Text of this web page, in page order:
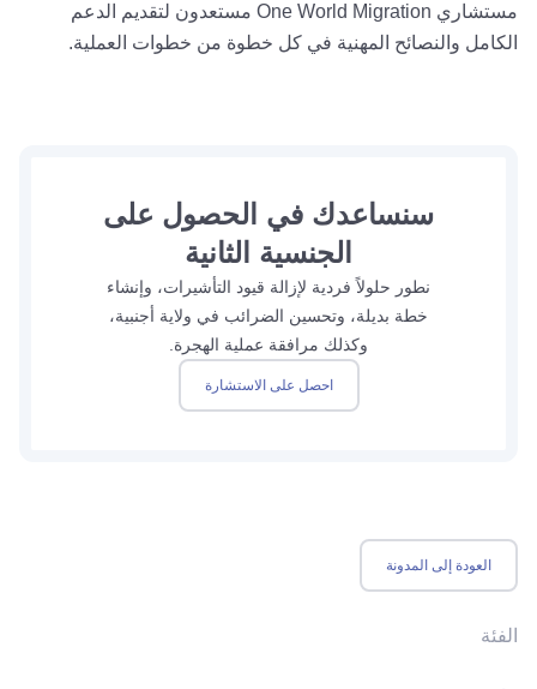
مستشاري One World Migration مستعدون لتقديم الدعم
الكامل والنصائح المهنية في كل خطوة من خطوات العملية.
سنساعدك في الحصول على
الجنسية الثانية
نطور حلولاً فردية لإزالة قيود التأشيرات، وإنشاء
خطة بديلة، وتحسين الضرائب في ولاية أجنبية،
وكذلك مرافقة عملية الهجرة.
احصل على الاستشارة
العودة إلى المدونة
الفئة